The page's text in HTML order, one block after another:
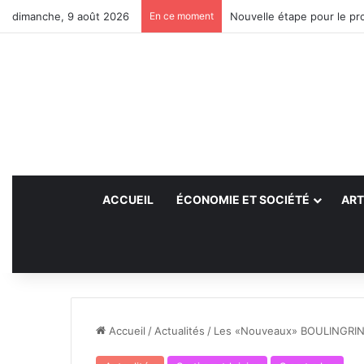
dimanche, 9 août 2026 En ce moment Nouvelle étape pour le
ACCUEIL ÉCONOMIE ET SOCIÉTÉ
Accueil / Actualités / Les «Nouveaux»